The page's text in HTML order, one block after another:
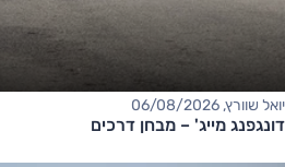
יואל שוורץ, 06/08/2026
דונגפנג מייג' – מבחן דרכים